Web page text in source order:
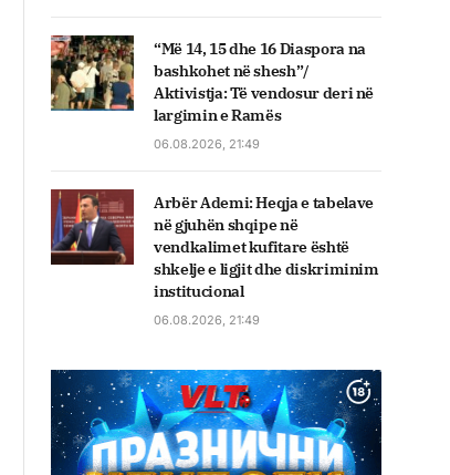
“Më 14, 15 dhe 16 Diaspora na
bashkohet në shesh”/
Aktivistja: Të vendosur deri në
largimin e Ramës
06.08.2026, 21:49
Arbër Ademi: Heqja e tabelave
në gjuhën shqipe në
vendkalimet kufitare është
shkelje e ligjit dhe diskriminim
institucional
06.08.2026, 21:49